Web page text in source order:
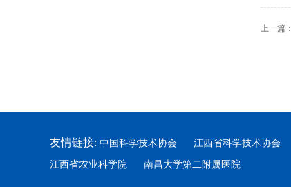
上一篇：
友情链接: 中国科学技术协会 江西省科学技术协会
江西省农业科学院 南昌大学第二附属医院